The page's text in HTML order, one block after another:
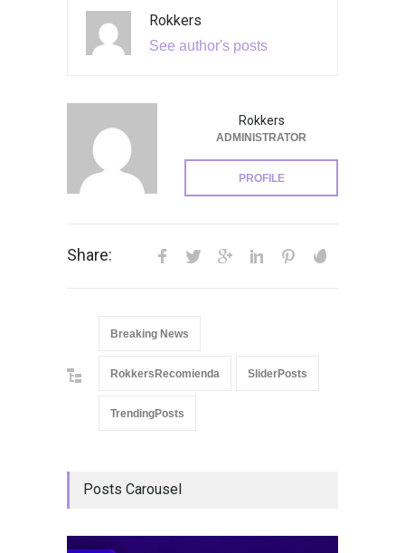
Rokkers
See author's posts
Rokkers
ADMINISTRATOR
PROFILE
Share:
Breaking News
RokkersRecomienda SliderPosts
TrendingPosts
Posts Carousel